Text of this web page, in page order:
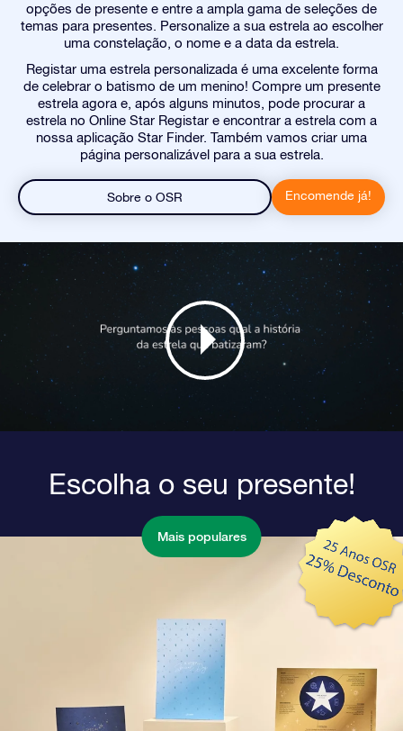
opções de presente e entre a ampla gama de seleções de
temas para presentes. Personalize a sua estrela ao escolher
uma constelação, o nome e a data da estrela.
Registar uma estrela personalizada é uma excelente forma
de celebrar o batismo de um menino! Compre um presente
estrela agora e, após alguns minutos, pode procurar a
estrela no Online Star Registar e encontrar a estrela com a
nossa aplicação Star Finder. Também vamos criar uma
página personalizável para a sua estrela.
Sobre o OSR Encomende já!
Escolha o seu presente!
Mais populares